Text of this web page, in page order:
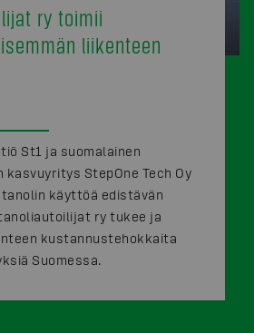
ry toimii
liikenteen
St1 ja suomalainen
StepOne Tech Oy
käyttöä edistävän
ry tukee ja
kustannustehokkaita
Suomessa.